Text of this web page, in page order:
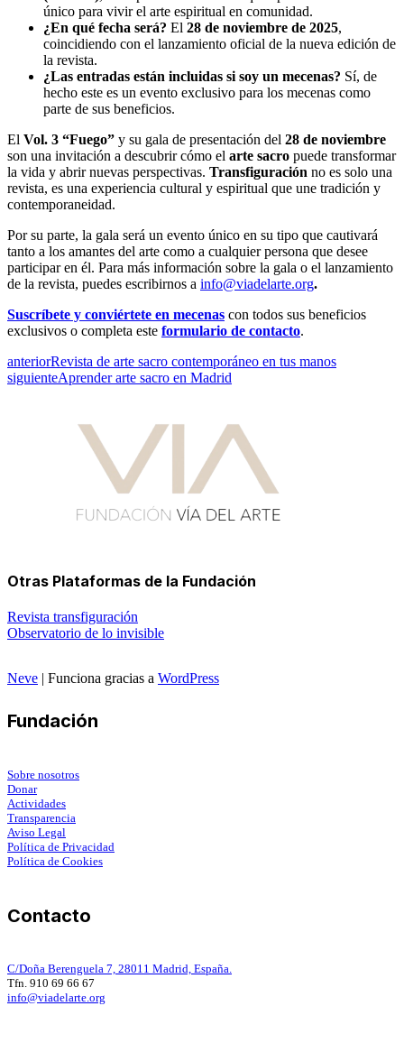
único para vivir el arte espiritual en comunidad.
¿En qué fecha será? El 28 de noviembre de 2025,
coincidiendo con el lanzamiento oficial de la nueva edición de
la revista.
¿Las entradas están incluidas si soy un mecenas? Sí, de
hecho este es un evento exclusivo para los mecenas como
parte de sus beneficios.
El Vol. 3 “Fuego” y su gala de presentación del 28 de noviembre
son una invitación a descubrir cómo el arte sacro puede transformar
la vida y abrir nuevas perspectivas. Transfiguración no es solo una
revista, es una experiencia cultural y espiritual que une tradición y
contemporaneidad.
Por su parte, la gala será un evento único en su tipo que cautivará
tanto a los amantes del arte como a cualquier persona que desee
participar en él. Para más información sobre la gala o el lanzamiento
de la revista, puedes escribirnos a info@viadelarte.org.
Suscríbete y conviértete en mecenas con todos sus beneficios
exclusivos o completa este formulario de contacto.
anteriorRevista de arte sacro contemporáneo en tus manos
siguienteAprender arte sacro en Madrid
Otras Plataformas de la Fundación
Revista transfiguración
Observatorio de lo invisible
Neve | Funciona gracias a WordPress
Fundación
Sobre nosotros
Donar
Actividades
Transparencia
Aviso Legal
Política de Privacidad
Política de Cookies
Contacto
C/Doña Berenguela 7, 28011 Madrid, España.
Tfn. 910 69 66 67
info@viadelarte.org